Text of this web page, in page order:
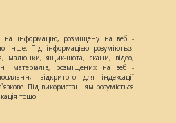
на інформацію, розміщену на веб -
інше. Під інформацією розуміються
малюнки, ящик-шота, скани, відео,
матеріалів, розміщених на веб -
відкритого для індексації
Під використанням розуміється
тощо.